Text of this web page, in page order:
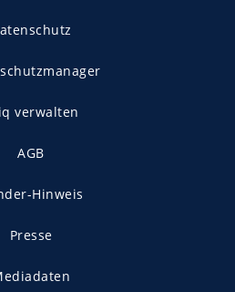
verwalten
AGB
Hinweis
Presse